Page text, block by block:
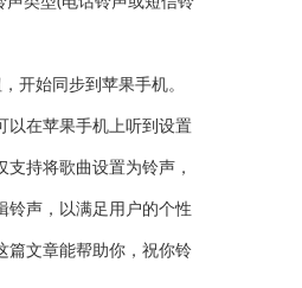
开始同步到苹果手机。
以在苹果手机上听到设置
支持将歌曲设置为铃声，
铃声，以满足用户的个性
篇文章能帮助你，祝你铃